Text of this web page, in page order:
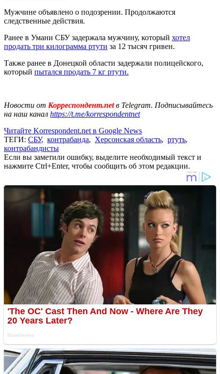
Мужчине объявлено о подозрении. Продолжаются
следственные действия.
Ранее в Умани СБУ задержала мужчину, который хотел
продать три килограмма ртути за 12 тысяч гривен.
Также ранее в Донецкой области задержали полицейского,
который пытался продать 7 кг ртути.
Новости от Корреспондент.netв Telegram. Подписывайтесь
на наш канал https://t.me/korrespondentnet
Читайте Korrespondent.net в Google News
ТЕГИ: СБУ, контрабанда, Херсонская область, ртуть,
контрабандисты
Если вы заметили ошибку, выделите необходимый текст и
нажмите Ctrl+Enter, чтобы сообщить об этом редакции.